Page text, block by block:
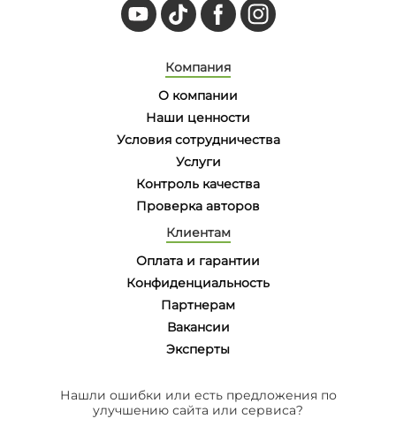
Компания
О компании
Наши ценности
Условия сотрудничества
Услуги
Контроль качества
Проверка авторов
Клиентам
Оплата и гарантии
Конфиденциальность
Партнерам
Вакансии
Эксперты
Нашли ошибки или есть предложения по
улучшению сайта или сервиса?